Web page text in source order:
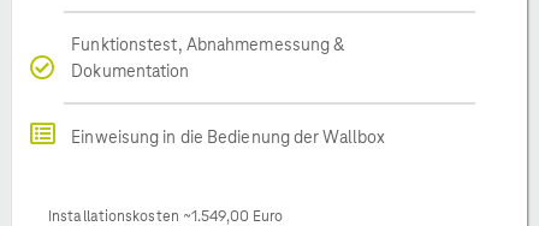
Funktionstest, Abnahmemessung &
Dokumentation
Einweisung in die Bedienung der Wallbox
Installationskosten ~1.549,00 Euro